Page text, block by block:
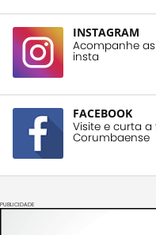
INSTAGRAM
Acompanhe
insta
FACEBOOK
Visite e curta
Corumbaense
PUBLICIDADE